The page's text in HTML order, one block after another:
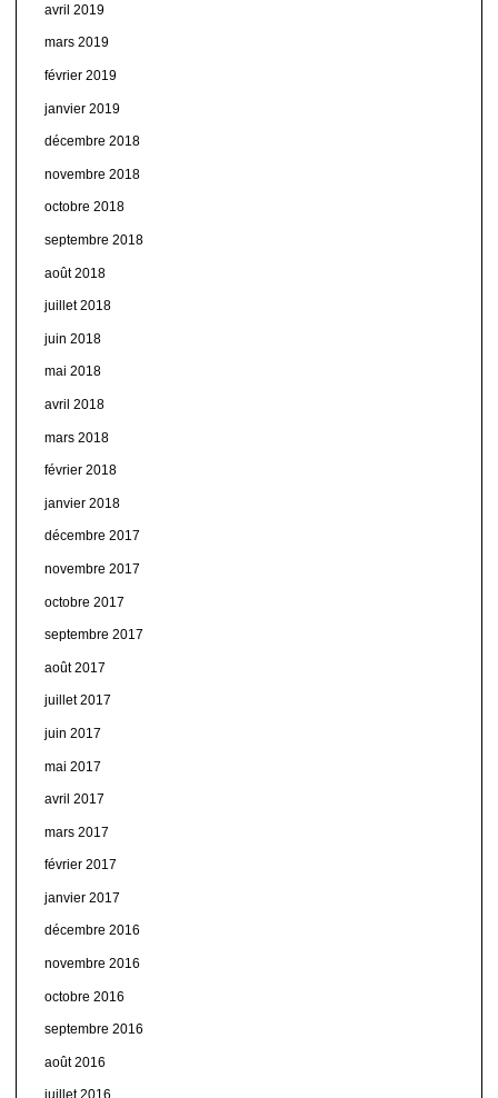
avril 2019
mars 2019
février 2019
janvier 2019
décembre 2018
novembre 2018
octobre 2018
septembre 2018
août 2018
juillet 2018
juin 2018
mai 2018
avril 2018
mars 2018
février 2018
janvier 2018
décembre 2017
novembre 2017
octobre 2017
septembre 2017
août 2017
juillet 2017
juin 2017
mai 2017
avril 2017
mars 2017
février 2017
janvier 2017
décembre 2016
novembre 2016
octobre 2016
septembre 2016
août 2016